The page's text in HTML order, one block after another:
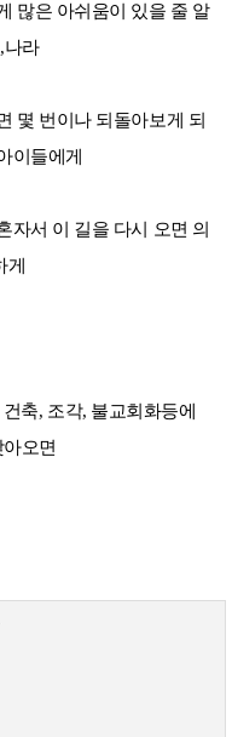
많은 아쉬움이 있을 줄 알
나라
몇 번이나 되돌아보게 되
이들에게
자서 이 길을 다시 오면 의
게
축, 조각, 불교회화등에
오면